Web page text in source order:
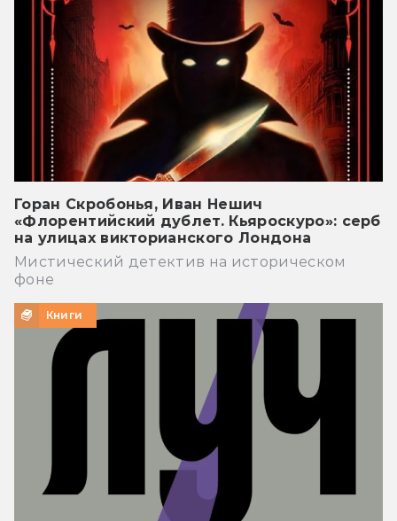
Горан Скробонья, Иван Нешич
«Флорентийский дублет. Кьяроскуро»: серб
на улицах викторианского Лондона
Мистический детектив на историческом
фоне
Книги